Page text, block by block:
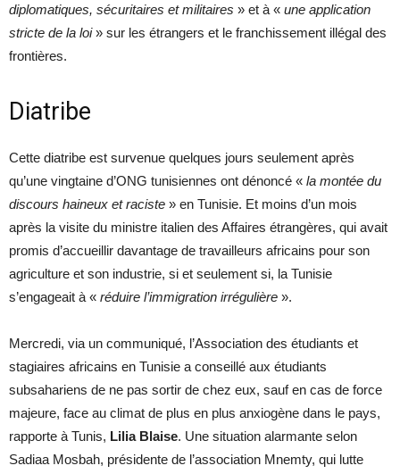
diplomatiques, sécuritaires et militaires » et à « une application
stricte de la loi» sur les étrangers et le franchissement illégal des
frontières.
Diatribe
Cette diatribe est survenue quelques jours seulement après
qu’une vingtaine d’ONG tunisiennes ont dénoncé « la montée du
discours haineux et raciste » en Tunisie. Et moins d’un mois
après la visite du ministre italien des Affaires étrangères, qui avait
promis d’accueillir davantage de travailleurs africains pour son
agriculture et son industrie, si et seulement si, la Tunisie
s’engageait à « réduire l’immigration irrégulière ».
Mercredi, via un communiqué, l’Association des étudiants et
stagiaires africains en Tunisie a conseillé aux étudiants
subsahariens de ne pas sortir de chez eux, sauf en cas de force
majeure, face au climat de plus en plus anxiogène dans le pays,
rapporte à Tunis, Lilia Blaise. Une situation alarmante selon
Sadiaa Mosbah, présidente de l’association Mnemty, qui lutte